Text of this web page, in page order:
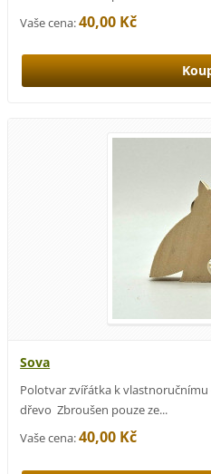
Vaše cena:40,00 Kč
Sova
Polotvar zvířátka k
dřevo Zbroušen pouze ze...
Vaše cena:40,00 Kč